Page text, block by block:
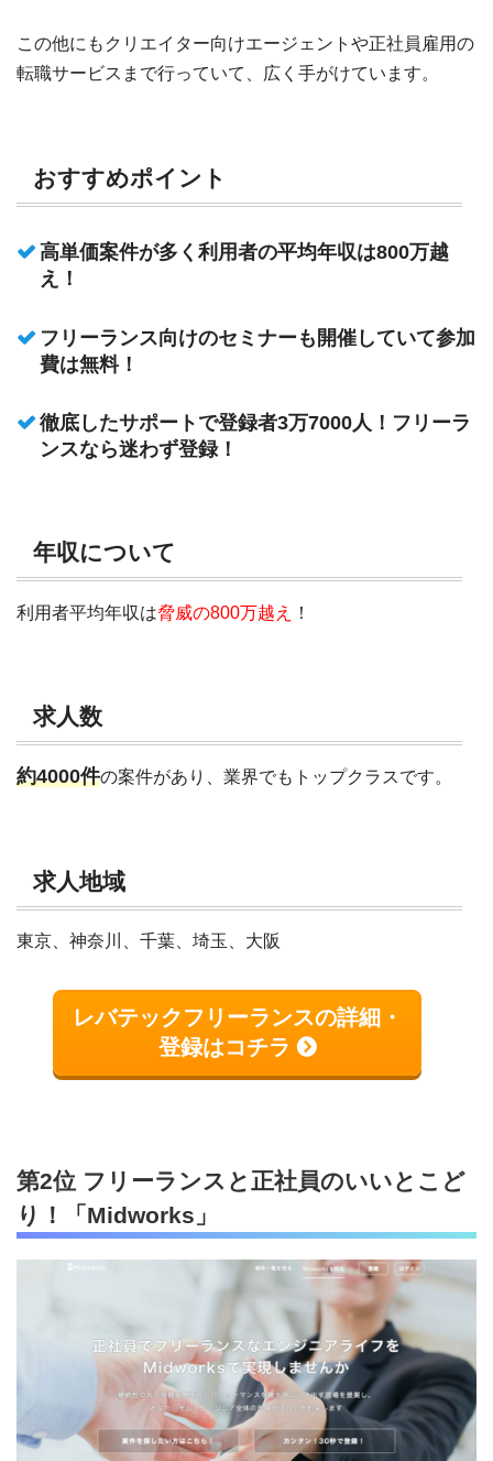
この他にもクリエイター向けエージェントや正社員雇用の
転職サービスまで行っていて、広く手がけています。
おすすめポイント
高単価案件が多く利用者の平均年収は800万越
え！
フリーランス向けのセミナーも開催していて参加
費は無料！
徹底したサポートで登録者3万7000人！フリーラ
ンスなら迷わず登録！
年収について
利用者平均年収は脅威の800万越え ！
求人数
約4000件の案件があり、業界でもトップクラスです。
求人地域
東京、神奈川、千葉、埼玉、大阪
レバテックフリーランスの詳細・
登録はコチラ
第2位 フリーランスと正社員のいいとこど
り！「Midworks」